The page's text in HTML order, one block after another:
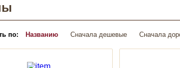
по: Названию Сначала дешевые Сначала